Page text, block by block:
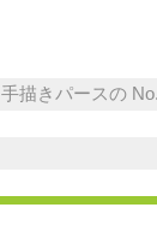
手描きパースの